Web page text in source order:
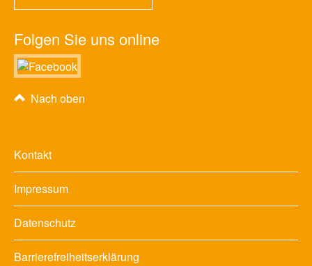
Folgen Sie uns online
Nach oben
Kontakt
Impressum
Datenschutz
Barrierefreiheitserklärung